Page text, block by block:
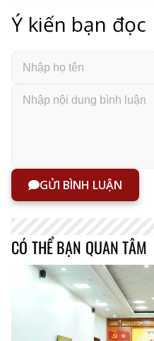
Ý kiến bạn đọc
GỬI BÌNH LUẬN
CÓ THỂ BẠN QUAN TÂM